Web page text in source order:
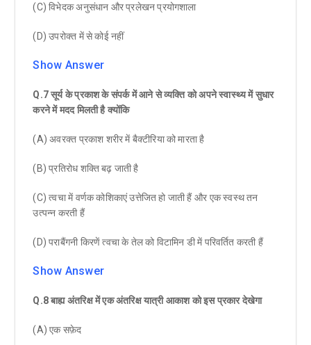
(C) विभेदक अनुसंधान और प्रलेखन प्रयोगशाला
(D) उपरोक्त में से कोई नहीं
Show Answer
Q.7 सूर्य के प्रकाश के संपर्क में आने से व्यक्ति को अपने स्वास्थ्य में सुधार
करने में मदद मिलती है क्योंकि
(A) अवरक्त प्रकाश शरीर में बैक्टीरिया को मारता है
(B) प्रतिरोध शक्ति बढ़ जाती है
(C) त्वचा में वर्णक कोशिकाएं उत्तेजित हो जाती हैं और एक स्वस्थ तन
उत्पन्न करती हैं
(D) पराबैंगनी किरणें त्वचा के तेल को विटामिन डी में परिवर्तित करती हैं
Show Answer
Q.8 बाह्य अंतरिक्ष में एक अंतरिक्ष यात्री आकाश को इस प्रकार देखेगा
(A) एक सफ़ेद